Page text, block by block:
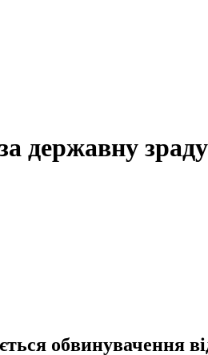
державну зраду
обвинувачення